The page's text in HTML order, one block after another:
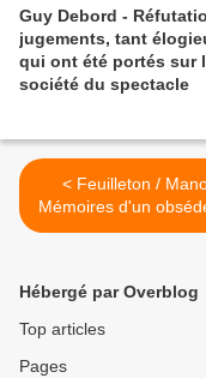
Guy Debord -
jugements, tant
qui ont été portés sur
société du spectacle
< Feuilleton / Mano -
Mémoires d'un
lu par Grégory
Hébergé par Overblog
Top articles
Pages